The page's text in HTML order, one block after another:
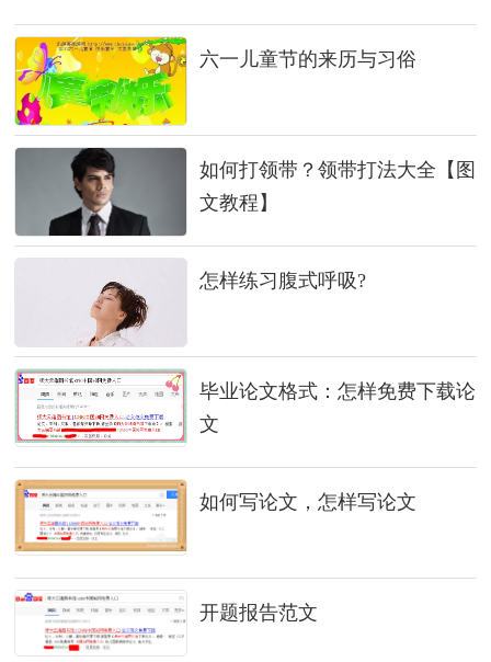
六一儿童节的来历与习俗
如何打领带？领带打法大全【图
文教程】
怎样练习腹式呼吸?
毕业论文格式：怎样免费下载论
文
如何写论文，怎样写论文
开题报告范文